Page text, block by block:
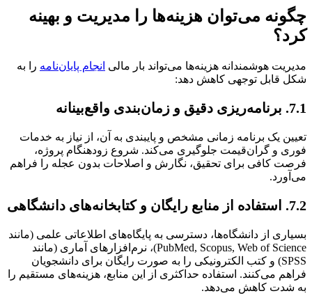
چگونه می‌توان هزینه‌ها را مدیریت و بهینه
کرد؟
مدیریت هوشمندانه هزینه‌ها می‌تواند بار مالی انجام پایان‌نامه را به
شکل قابل توجهی کاهش دهد:
7.1. برنامه‌ریزی دقیق و زمان‌بندی واقع‌بینانه
تعیین یک برنامه زمانی مشخص و پایبندی به آن، از نیاز به خدمات
فوری و گران‌قیمت جلوگیری می‌کند. شروع زودهنگام پروژه،
فرصت کافی برای تحقیق، نگارش و اصلاحات بدون عجله را فراهم
می‌آورد.
7.2. استفاده از منابع رایگان و کتابخانه‌های دانشگاهی
بسیاری از دانشگاه‌ها، دسترسی به پایگاه‌های اطلاعاتی علمی (مانند
PubMed, Scopus, Web of Science)، نرم‌افزارهای آماری (مانند
SPSS) و کتب الکترونیکی را به صورت رایگان برای دانشجویان
فراهم می‌کنند. استفاده حداکثری از این منابع، هزینه‌های مستقیم را
به شدت کاهش می‌دهد.